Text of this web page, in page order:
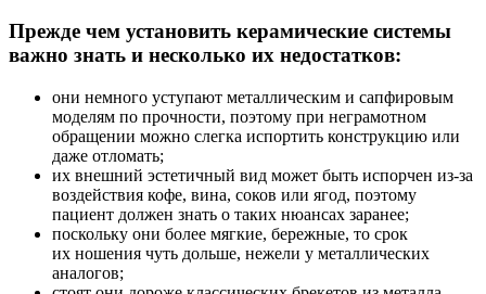
Прежде чем установить керамические системы
важно знать и несколько их недостатков:
они немного уступают металлическим и сапфировым
моделям по прочности, поэтому при неграмотном
обращении можно слегка испортить конструкцию или
даже отломать;
их внешний эстетичный вид может быть испорчен из-за
воздействия кофе, вина, соков или ягод, поэтому
пациент должен знать о таких нюансах заранее;
поскольку они более мягкие, бережные, то срок
их ношения чуть дольше, нежели у металлических
аналогов;